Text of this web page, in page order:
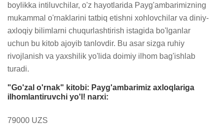
boylikka intiluvchilar, o'z hayotlarida Payg'ambarimizning
mukammal o'rnaklarini tatbiq etishni xohlovchilar va diniy-
axloqiy bilimlarni chuqurlashtirish istagida bo'lganlar
uchun bu kitob ajoyib tanlovdir. Bu asar sizga ruhiy
rivojlanish va yaxshilik yo'lida doimiy ilhom bag'ishlab
turadi.
"Go'zal o'rnak" kitobi: Payg'ambarimiz axloqlariga
ilhomlantiruvchi yo'l! narxi:
79000 UZS